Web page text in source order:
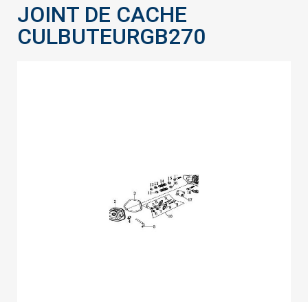
JOINT DE CACHE
CULBUTEURGB270